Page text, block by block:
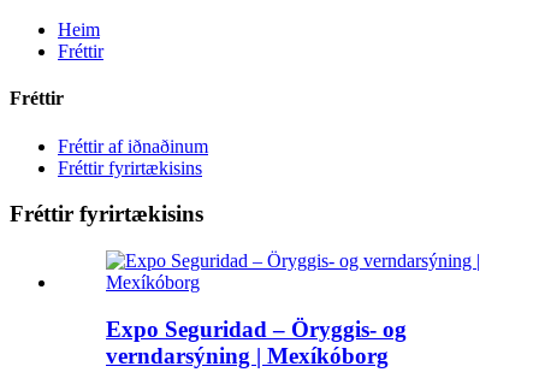
Heim
Fréttir
Fréttir
Fréttir af iðnaðinum
Fréttir fyrirtækisins
Fréttir fyrirtækisins
Expo Seguridad – Öryggis- og
verndarsýning | Mexíkóborg